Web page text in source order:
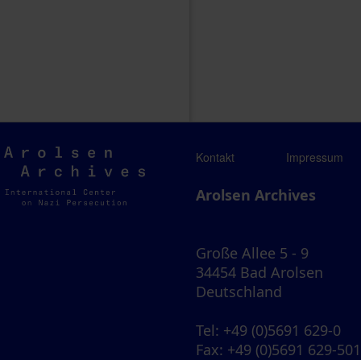
Arolsen
Archives
Kontakt Impressum
Arolsen Archives
Große Allee 5 - 9
34454 Bad Arolsen
Deutschland
Tel: +49 (0)5691 629-0
Fax: +49 (0)5691 629-501